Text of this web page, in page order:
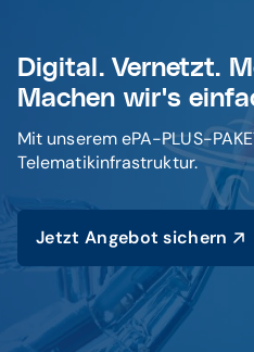
Digital. Vernetzt.
Machen wir's
Mit unserem ePA-PLUS-
Telematikinfrastruktur.
Jetzt Angebot sichern